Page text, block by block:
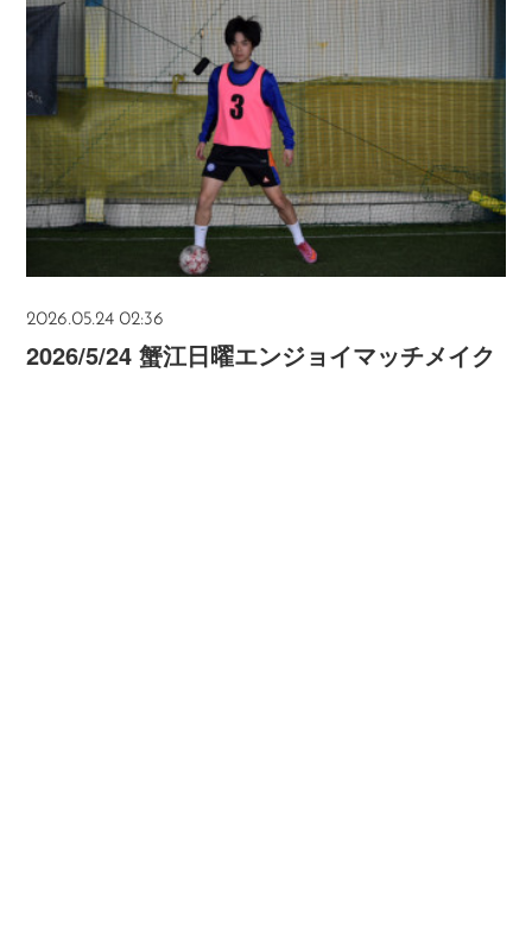
2026.05.24 02:36
2026/5/24 蟹江日曜エンジョイマッチメイク